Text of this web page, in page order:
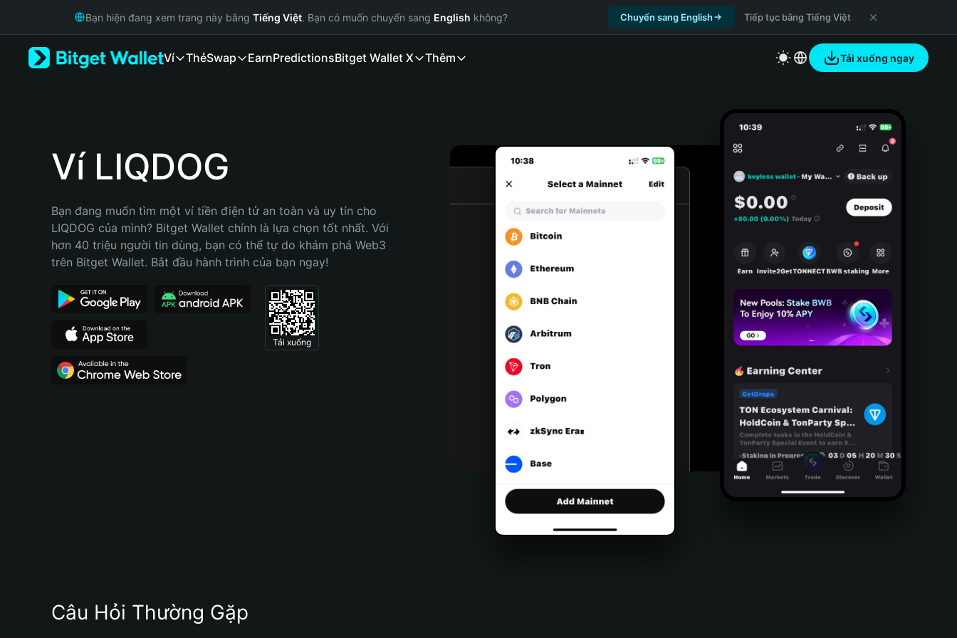
Русский
Bahasa Indonesia
Português (Brasil)
Bạn hiện đang xem trang này bằng Tiếng Việt. Bạn có muốn chuyển sang English không? Chuyển sang English Tiếp tục bằng Tiếng Việt
Ví ThẻSwap EarnPredictionsBitget Wallet X Thêm Tải xuống ngay
Ví LIQDOG
Bạn đang muốn tìm một ví tiền điện tử an toàn và uy tín cho
LIQDOG của mình? Bitget Wallet chính là lựa chọn tốt nhất. Với
hơn 40 triệu người tin dùng, bạn có thể tự do khám phá Web3
trên Bitget Wallet. Bắt đầu hành trình của bạn ngay!
Tải xuống
Câu Hỏi Thường Gặp